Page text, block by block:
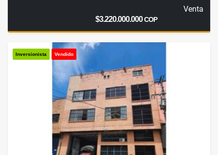
Venta
$3.220.000.000COP
Inversionista Vendido